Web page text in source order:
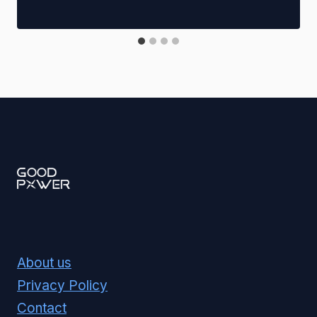
About us
Privacy Policy
Contact